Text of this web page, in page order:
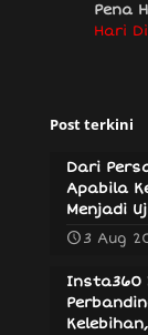
Pena
Hari
Post terkini
Dari
Apabila
Menjadi
3 Aug
Insta360